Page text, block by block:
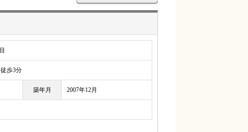
歩3分
築年月 2007年12月